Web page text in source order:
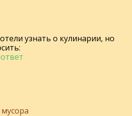
узнать о кулинарии, но